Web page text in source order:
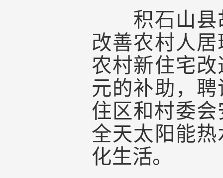
积石山县胡
改善农村人
农村新住宅
元的补助，
住区和村委
全天太阳能
化生活。